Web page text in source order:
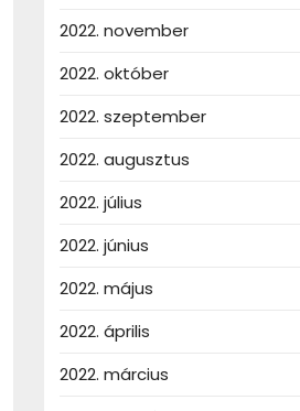
2022. november
2022. október
2022. szeptember
2022. augusztus
2022. július
2022. június
2022. május
2022. április
2022. március